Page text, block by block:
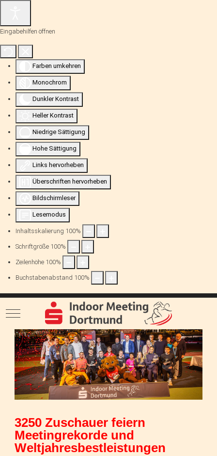
Eingabehilfen öffnen
Farben umkehren
Monochrom
Dunkler Kontrast
Heller Kontrast
Niedrige Sättigung
Hohe Sättigung
Links hervorheben
Überschriften hervorheben
Bildschirmleser
Lesemodus
Inhaltsskalierung 100%
Schriftgröße 100%
Zeilenhöhe 100%
Buchstabenabstand 100%
Mobile Menu Toggle
3250 Zuschauer feiern
Meetingrekorde und
Weltjahresbestleistungen